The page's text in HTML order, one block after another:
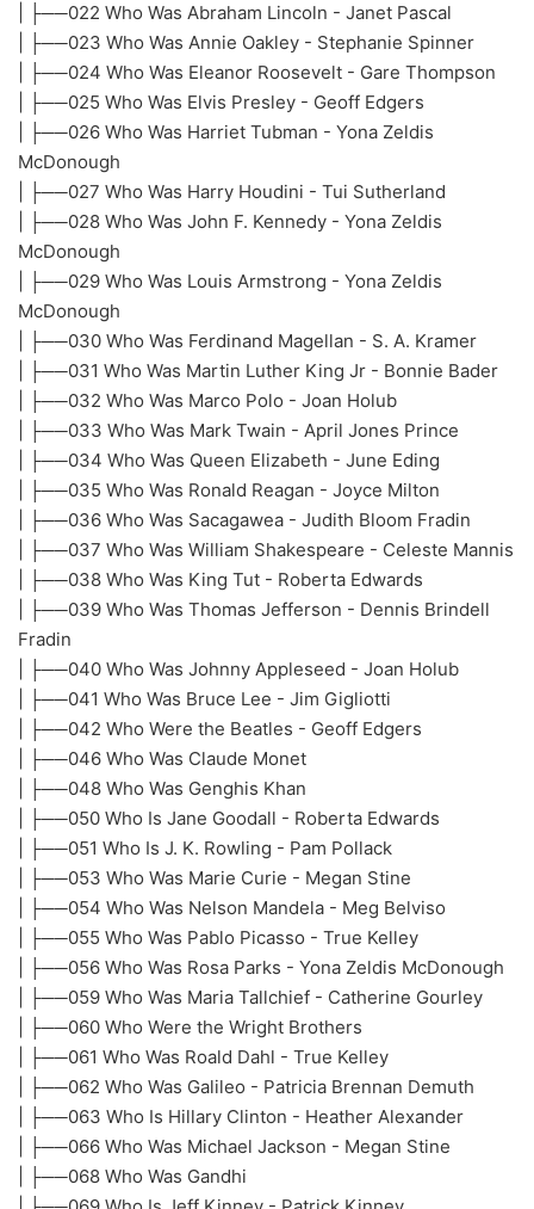
| ├──022 Who Was Abraham Lincoln - Janet Pascal
| ├──023 Who Was Annie Oakley - Stephanie Spinner
| ├──024 Who Was Eleanor Roosevelt - Gare Thompson
| ├──025 Who Was Elvis Presley - Geoff Edgers
| ├──026 Who Was Harriet Tubman - Yona Zeldis
McDonough
| ├──027 Who Was Harry Houdini - Tui Sutherland
| ├──028 Who Was John F. Kennedy - Yona Zeldis
McDonough
| ├──029 Who Was Louis Armstrong - Yona Zeldis
McDonough
| ├──030 Who Was Ferdinand Magellan - S. A. Kramer
| ├──031 Who Was Martin Luther King Jr - Bonnie Bader
| ├──032 Who Was Marco Polo - Joan Holub
| ├──033 Who Was Mark Twain - April Jones Prince
| ├──034 Who Was Queen Elizabeth - June Eding
| ├──035 Who Was Ronald Reagan - Joyce Milton
| ├──036 Who Was Sacagawea - Judith Bloom Fradin
| ├──037 Who Was William Shakespeare - Celeste Mannis
| ├──038 Who Was King Tut - Roberta Edwards
| ├──039 Who Was Thomas Jefferson - Dennis Brindell
Fradin
| ├──040 Who Was Johnny Appleseed - Joan Holub
| ├──041 Who Was Bruce Lee - Jim Gigliotti
| ├──042 Who Were the Beatles - Geoff Edgers
| ├──046 Who Was Claude Monet
| ├──048 Who Was Genghis Khan
| ├──050 Who Is Jane Goodall - Roberta Edwards
| ├──051 Who Is J. K. Rowling - Pam Pollack
| ├──053 Who Was Marie Curie - Megan Stine
| ├──054 Who Was Nelson Mandela - Meg Belviso
| ├──055 Who Was Pablo Picasso - True Kelley
| ├──056 Who Was Rosa Parks - Yona Zeldis McDonough
| ├──059 Who Was Maria Tallchief - Catherine Gourley
| ├──060 Who Were the Wright Brothers
| ├──061 Who Was Roald Dahl - True Kelley
| ├──062 Who Was Galileo - Patricia Brennan Demuth
| ├──063 Who Is Hillary Clinton - Heather Alexander
| ├──066 Who Was Michael Jackson - Megan Stine
| ├──068 Who Was Gandhi